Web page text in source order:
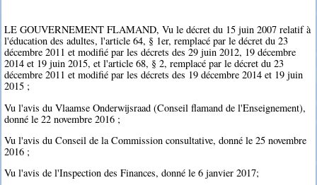
LE GOUVERNEMENT FLAMAND, Vu le décret du 15 juin 2007 relatif à
l'éducation des adultes, l'article 64, § 1er, remplacé par le décret du 23
décembre 2011 et modifié par les décrets des 29 juin 2012, 19 décembre
2014 et 19 juin 2015, et l'article 68, § 2, remplacé par le décret du 23
décembre 2011 et modifié par les décrets des 19 décembre 2014 et 19 juin
2015 ;
Vu l'avis du Vlaamse Onderwijsraad (Conseil flamand de l'Enseignement),
donné le 22 novembre 2016 ;
Vu l'avis du Conseil de la Commission consultative, donné le 25 novembre
2016 ;
Vu l'avis de l'Inspection des Finances, donné le 6 janvier 2017;